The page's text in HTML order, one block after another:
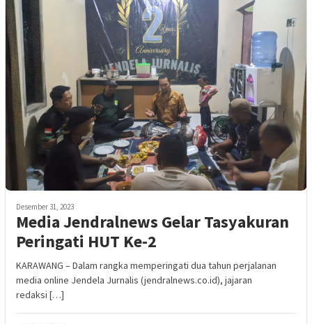
Desember 31, 2023
Media Jendralnews Gelar Tasyakuran
Peringati HUT Ke-2
KARAWANG – Dalam rangka memperingati dua tahun perjalanan
media online Jendela Jurnalis (jendralnews.co.id), jajaran
redaksi […]